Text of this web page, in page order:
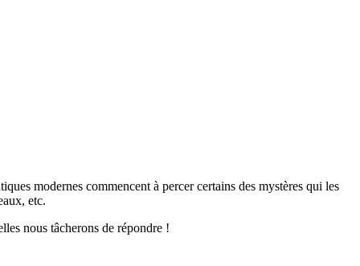
modernes commencent à percer certains des mystères qui les
etc.
nous tâcherons de répondre !